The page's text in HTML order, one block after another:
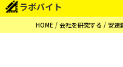
ラボバイト
HOME 会社を研究する 安達